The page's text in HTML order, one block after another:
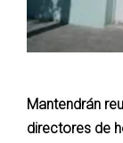
Mantendrán
directores de